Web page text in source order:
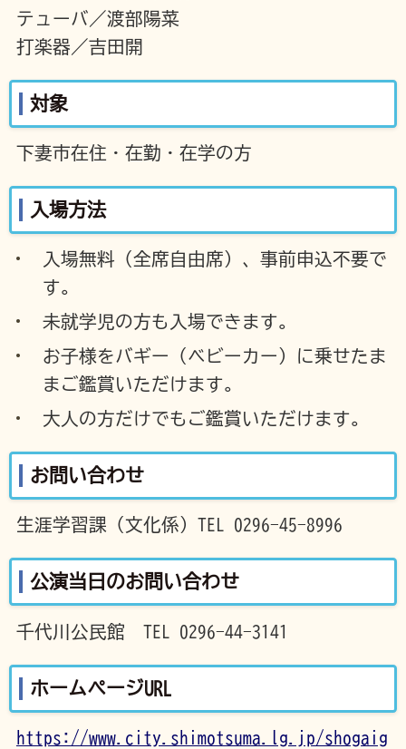
テューバ／渡部陽菜
打楽器／吉田開
対象
下妻市在住・在勤・在学の方
入場方法
入場無料（全席自由席）、事前申込不要で
す。
未就学児の方も入場できます。
お子様をバギー（ベビーカー）に乗せたま
まご鑑賞いただけます。
大人の方だけでもご鑑賞いただけます。
お問い合わせ
生涯学習課（文化係）TEL 0296-45-8996
公演当日のお問い合わせ
千代川公民館 TEL 0296-44-3141
ホームページURL
https://www.city.shimotsuma.lg.jp/shogaig